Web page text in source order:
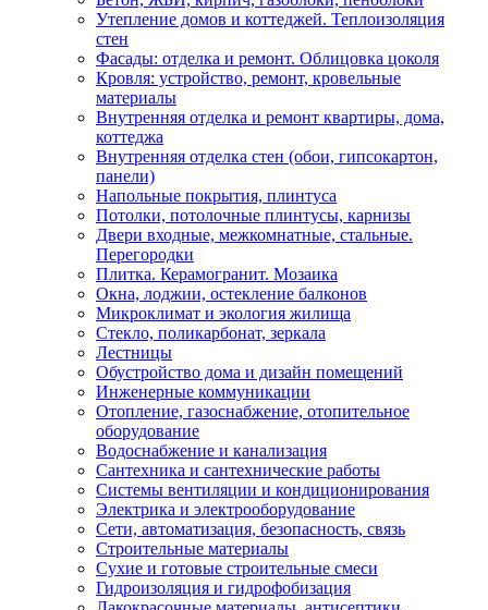
Утепление домов и коттеджей. Теплоизоляция
стен
Фасады: отделка и ремонт. Облицовка цоколя
Кровля: устройство, ремонт, кровельные
материалы
Внутренняя отделка и ремонт квартиры, дома,
коттеджа
Внутренняя отделка стен (обои, гипсокартон,
панели)
Напольные покрытия, плинтуса
Потолки, потолочные плинтусы, карнизы
Двери входные, межкомнатные, стальные.
Перегородки
Плитка. Керамогранит. Мозаика
Окна, лоджии, остекление балконов
Микроклимат и экология жилища
Стекло, поликарбонат, зеркала
Лестницы
Обустройство дома и дизайн помещений
Инженерные коммуникации
Отопление, газоснабжение, отопительное
оборудование
Водоснабжение и канализация
Сантехника и сантехнические работы
Системы вентиляции и кондиционирования
Электрика и электрооборудование
Сети, автоматизация, безопасность, связь
Строительные материалы
Сухие и готовые строительные смеси
Гидроизоляция и гидрофобизация